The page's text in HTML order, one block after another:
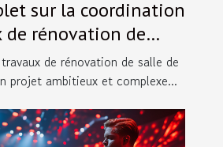
sur la coordination
de rénovation de
de rénovation de salle de
projet ambitieux et complexe...